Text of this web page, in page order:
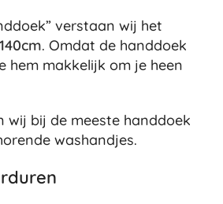
verstaan wij het
. Omdat de handdoek
hem makkelijk om je heen
wij bij de meeste handdoek
washandjes.